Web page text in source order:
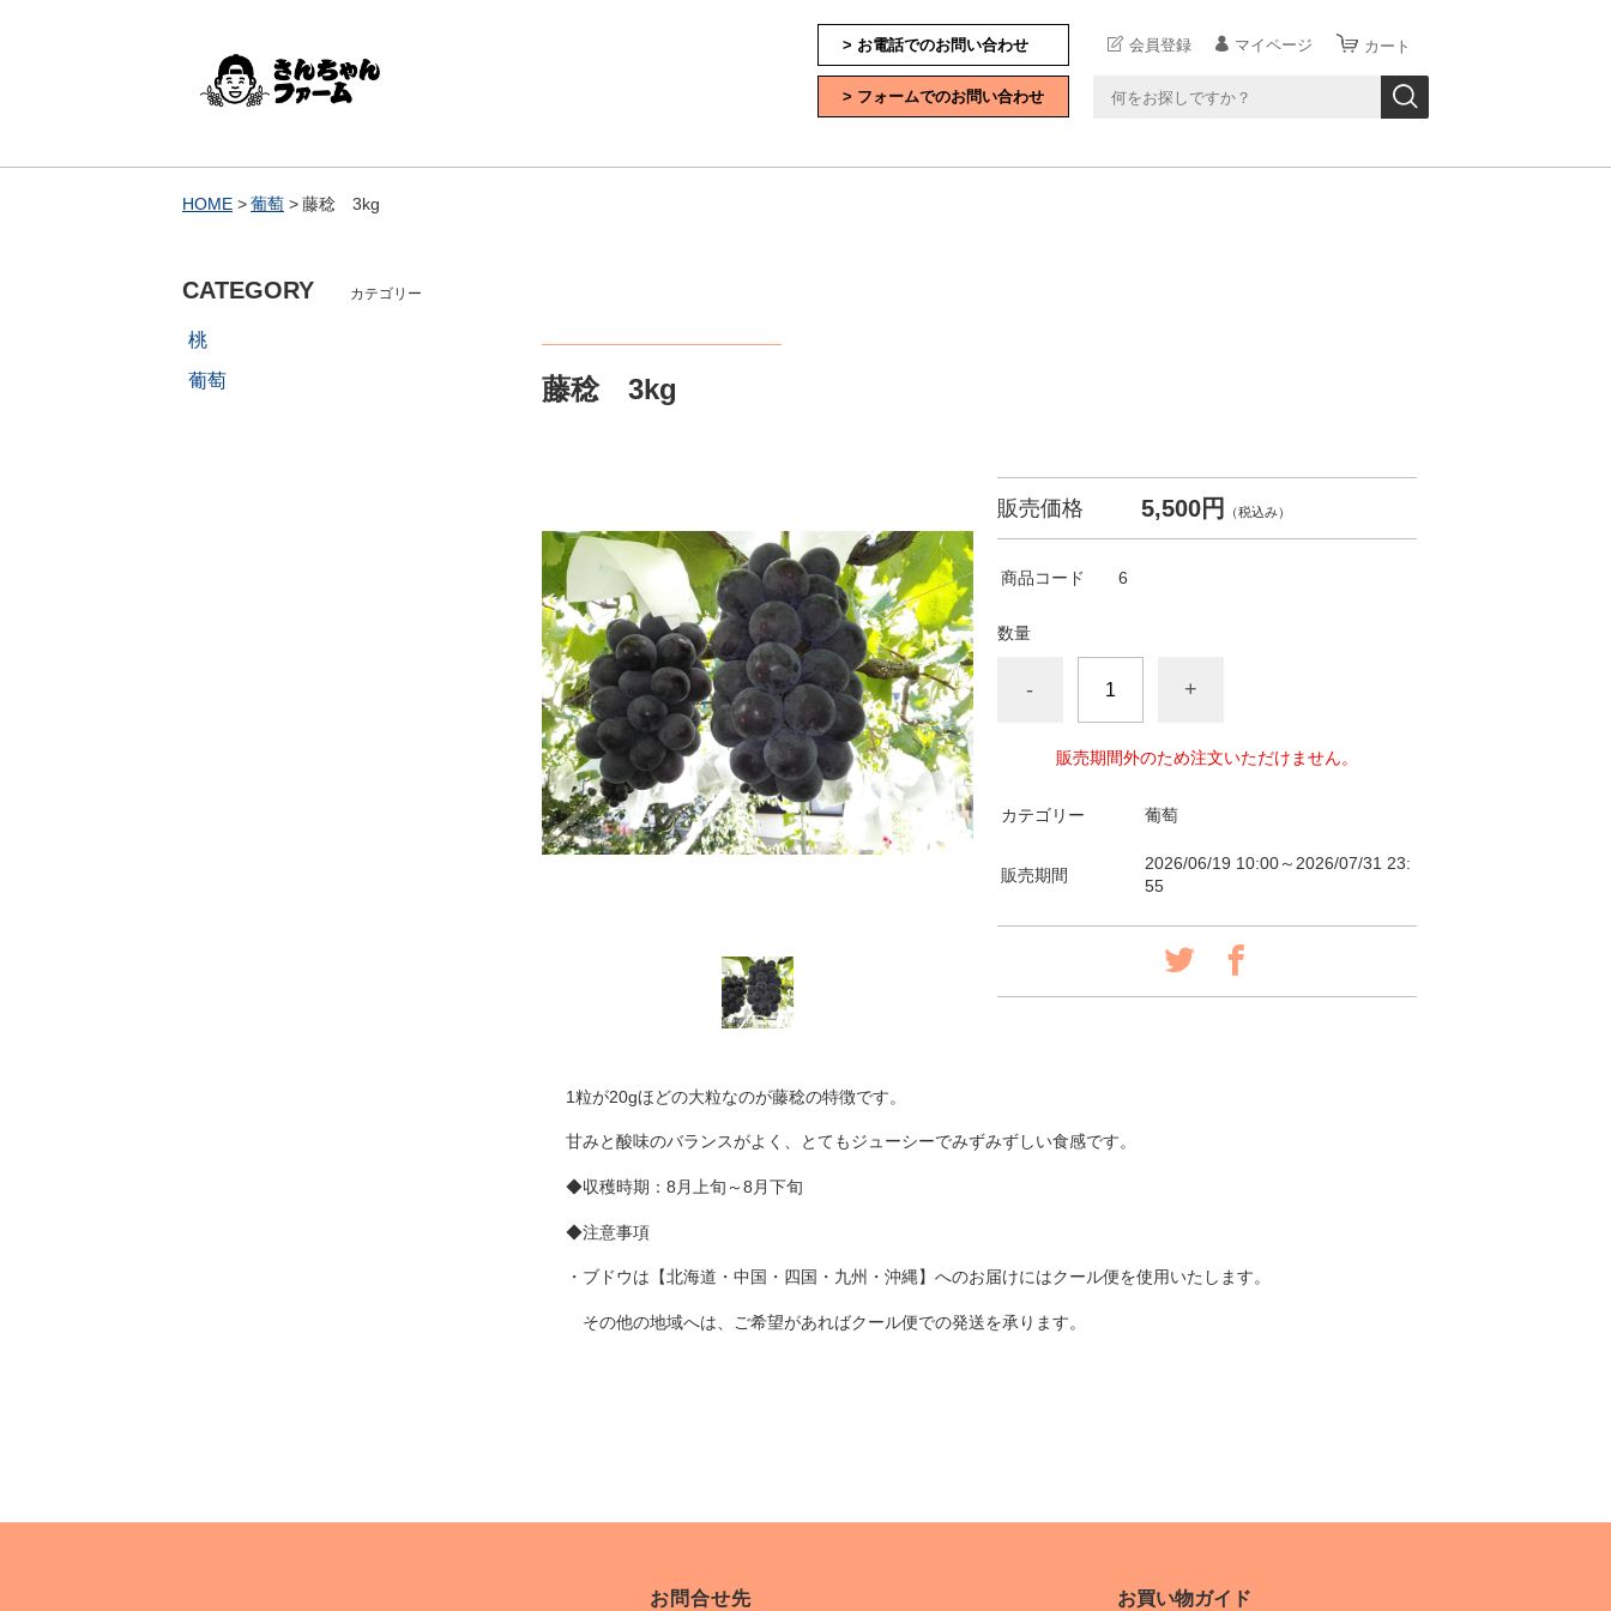
会員登録 マイページ カート
> お電話でのお問い合わせ
> フォームでのお問い合わせ
HOME 葡萄 藤稔 3kg
藤稔 3kg
販売価格 5,500円 （税込み）
商品コード 6
数量
- +
販売期間外のため注文いただけません。
カテゴリー 葡萄
販売期間
2026/06/19 10:00～2026/07/31 23:
55
1粒が20gほどの大粒なのが藤稔の特徴です。
甘みと酸味のバランスがよく、とてもジューシーでみずみずしい食感です。
◆収穫時期：8月上旬～8月下旬
◆注意事項
・ブドウは【北海道・中国・四国・九州・沖縄】へのお届けにはクール便を使用いたします。
その他の地域へは、ご希望があればクール便での発送を承ります。
CATEGORY カテゴリー
桃
葡萄
お問合せ先 お買い物ガイド